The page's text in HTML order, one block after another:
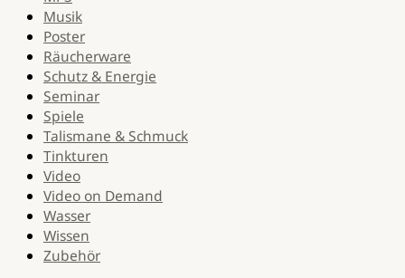
Musik
Poster
Räucherware
Schutz & Energie
Seminar
Spiele
Talismane & Schmuck
Tinkturen
Video
Video on Demand
Wasser
Wissen
Zubehör